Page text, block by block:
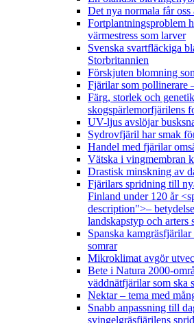
Det nya normala får
Fortplantningsproblem
värmestress som larver
Svenska svartfläckiga
Storbritannien
Förskjuten blomning
Fjärilar som pollinerare
Färg, storlek och
skogspärlemorfjärilens
UV-ljus avslöjar
Sydrovfjäril har smak
Handel med fjärilar
Vätska i vingmembran
Drastisk minskning av
Fjärilars spridning till
Finland under 120 år
description">–
landskapstyp och arters
Spanska
somrar
Mikroklimat avgör
Bete i Natura 2000-
väddnätfjärilar som ska
Nektar – tema med
Snabb anpassning till
svingelgräsfjärilens